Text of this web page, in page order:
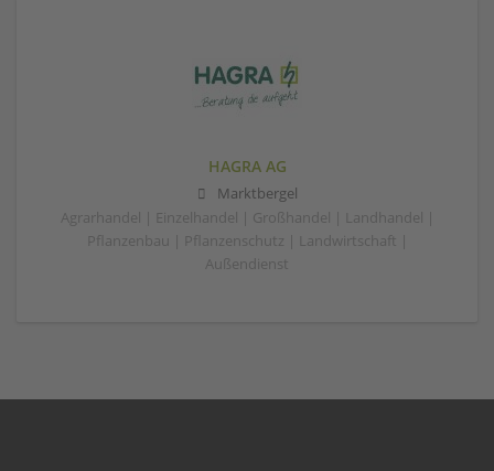
HAGRA AG
Marktbergel
Agrarhandel | Einzelhandel | Großhandel | Landhandel |
Pflanzenbau | Pflanzenschutz | Landwirtschaft |
Außendienst